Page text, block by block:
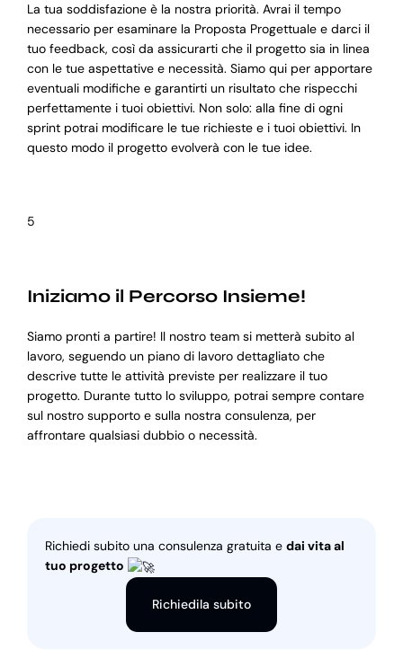
La tua soddisfazione è la nostra priorità. Avrai il tempo
necessario per esaminare la Proposta Progettuale e darci il
tuo feedback, così da assicurarti che il progetto sia in linea
con le tue aspettative e necessità. Siamo qui per apportare
eventuali modifiche e garantirti un risultato che rispecchi
perfettamente i tuoi obiettivi. Non solo: alla fine di ogni
sprint potrai modificare le tue richieste e i tuoi obiettivi. In
questo modo il progetto evolverà con le tue idee.
5
Iniziamo il Percorso Insieme!
Siamo pronti a partire! Il nostro team si metterà subito al
lavoro, seguendo un piano di lavoro dettagliato che
descrive tutte le attività previste per realizzare il tuo
progetto. Durante tutto lo sviluppo, potrai sempre contare
sul nostro supporto e sulla nostra consulenza, per
affrontare qualsiasi dubbio o necessità.
Richiedi subito una consulenza gratuita e dai vita al
tuo progetto
Richiedila subito